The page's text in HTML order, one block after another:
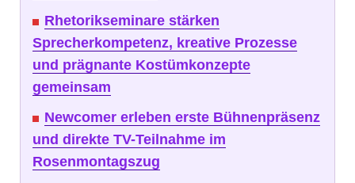
Rhetorikseminare stärken
Sprecherkompetenz, kreative Prozesse
und prägnante Kostümkonzepte
gemeinsam
Newcomer erleben erste Bühnenpräsenz
und direkte TV-Teilnahme im
Rosenmontagszug